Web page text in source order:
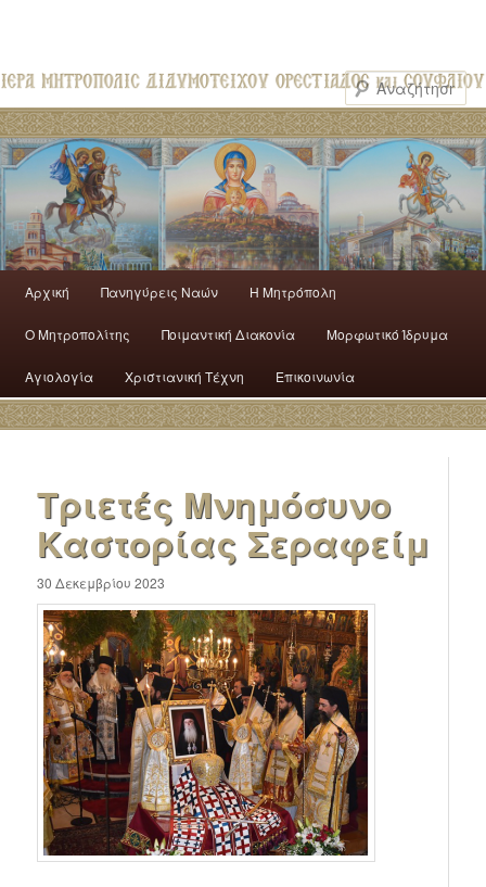
Αρχική Πανηγύρεις Ναών H Mητρόπολη
Ο Mητροπολίτης Ποιμαντική Διακονία Μορφωτικό Ίδρυμα
Αγιολογία Χριστιανική Τέχνη Επικοινωνία
Τριετές Μνημόσυνο
Καστορίας Σεραφείμ
30 Δεκεμβρίου 2023